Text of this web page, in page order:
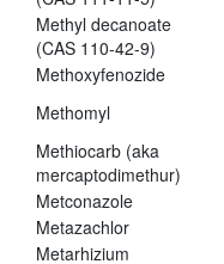
Methyl decanoate
(CAS 110-42-9)
Methoxyfenozide
Methomyl
Methiocarb (aka
mercaptodimethur)
Metconazole
Metazachlor
Metarhizium